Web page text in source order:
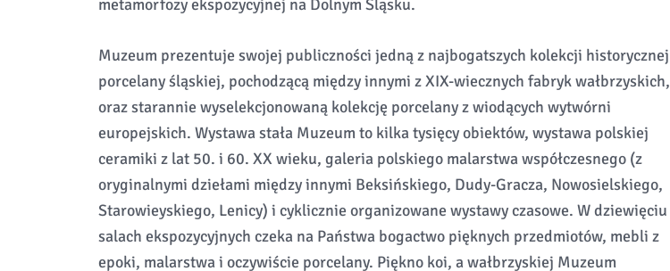
metamorfozy ekspozycyjnej na Dolnym Śląsku.
Muzeum prezentuje swojej publiczności jedną z najbogatszych kolekcji historycznej
porcelany śląskiej, pochodzącą między innymi z XIX-wiecznych fabryk wałbrzyskich,
oraz starannie wyselekcjonowaną kolekcję porcelany z wiodących wytwórni
europejskich. Wystawa stała Muzeum to kilka tysięcy obiektów, wystawa polskiej
ceramiki z lat 50. i 60. XX wieku, galeria polskiego malarstwa współczesnego (z
oryginalnymi dziełami między innymi Beksińskiego, Dudy-Gracza, Nowosielskiego,
Starowieyskiego, Lenicy) i cyklicznie organizowane wystawy czasowe. W dziewięciu
salach ekspozycyjnych czeka na Państwa bogactwo pięknych przedmiotów, mebli z
epoki, malarstwa i oczywiście porcelany. Piękno koi, a wałbrzyskiej Muzeum